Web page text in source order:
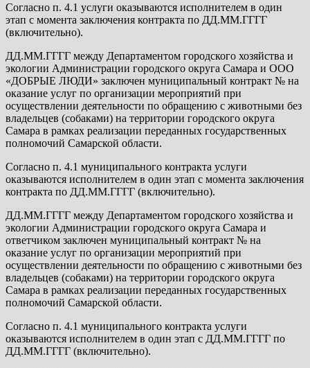
Согласно п. 4.1 услуги оказываются исполнителем в один
этап с момента заключения контракта по ДД.ММ.ГГГГ
(включительно).
ДД.ММ.ГГГГ между Департаментом городского хозяйства и
экологии Администрации городского округа Самара и ООО
«ДОБРЫЕ ЛЮДИ» заключен муниципальный контракт № на
оказание услуг по организации мероприятий при
осуществлении деятельности по обращению с животными без
владельцев (собаками) на территории городского округа
Самара в рамках реализации переданных государственных
полномочий Самарской области.
Согласно п. 4.1 муниципального контракта услуги
оказываются исполнителем в один этап с момента заключения
контракта по ДД.ММ.ГГГГ (включительно).
ДД.ММ.ГГГГ между Департаментом городского хозяйства и
экологии Администрации городского округа Самара и
ответчиком заключен муниципальный контракт № на
оказание услуг по организации мероприятий при
осуществлении деятельности по обращению с животными без
владельцев (собаками) на территории городского округа
Самара в рамках реализации переданных государственных
полномочий Самарской области.
Согласно п. 4.1 муниципального контракта услуги
оказываются исполнителем в один этап с ДД.ММ.ГГГГ по
ДД.ММ.ГГГГ (включительно).